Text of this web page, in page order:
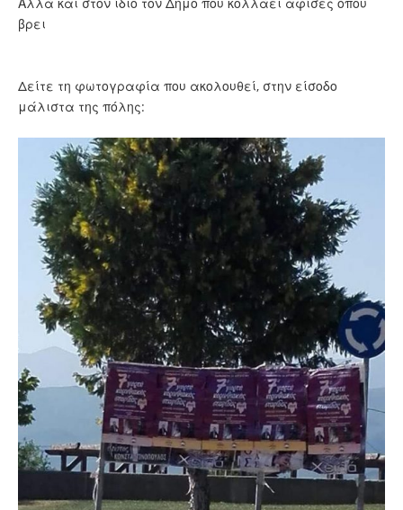
βρει
Δείτε τη φωτογραφία που ακολουθεί, στην είσοδο
μάλιστα της πόλης: